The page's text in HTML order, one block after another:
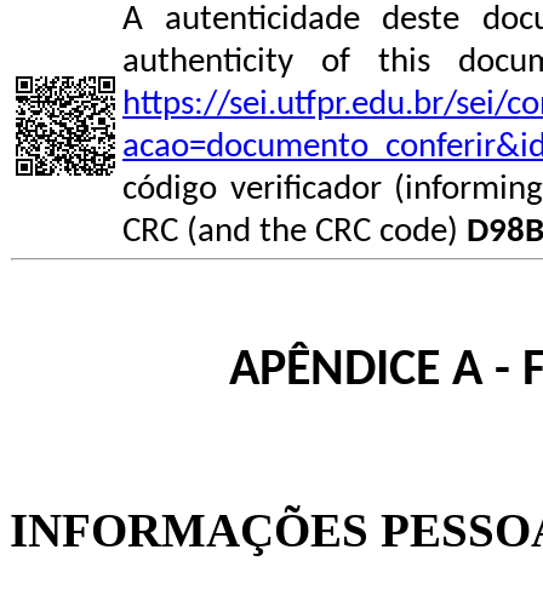
A autenticidade deste
authenticity of this
https://sei.utfpr.edu.br/sei/
código verificador
CRC (and the CRC code)
APÊNDICE A -
INFORMAÇÕES